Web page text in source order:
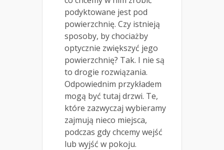
podyktowane jest pod
powierzchnię. Czy istnieją
sposoby, by chociażby
optycznie zwiększyć jego
powierzchnię? Tak. I nie są
to drogie rozwiązania.
Odpowiednim przykładem
mogą być tutaj drzwi. Te,
które zazwyczaj wybieramy
zajmują nieco miejsca,
podczas gdy chcemy wejść
lub wyjść w pokoju.